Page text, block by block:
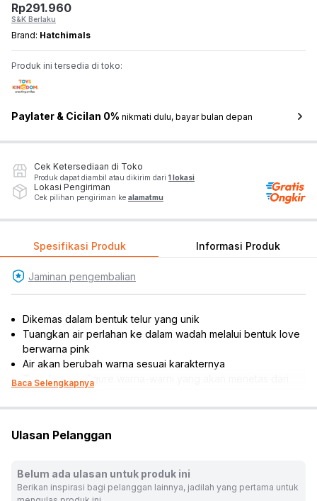
Rp291.960
S&K Berlaku
Brand: Hatchimals
Produk ini tersedia di toko:
Paylater & Cicilan 0% nikmati dulu, bayar bulan depan
Cek Ketersediaan di Toko
Produk dapat diambil atau dikirim dari 1 lokasi
Lokasi Pengiriman
Cek pilihan pengiriman ke alamatmu
Spesifikasi Produk Informasi Produk
Jaminan pengembalian
Dikemas dalam bentuk telur yang unik
Tuangkan air perlahan ke dalam wadah melalui bentuk love
berwarna pink
Air akan berubah warna sesuai karakternya
Temukan minifigure warna-warni yang akan menetas dari
Melatih kreativitas dan daya imajinatif anak
*Warna dan karakter tidak dapat dipilih, disesuaikan dengan
Rekomendasi umur pengguna: 3 tahun ke atas
Rekomendasi gender pengguna: girls
Material: plastik
Baca Selengkapnya
Ulasan Pelanggan
Belum ada ulasan untuk produk ini
Berikan inspirasi bagi pelanggan lainnya, jadilah yang pertama untuk